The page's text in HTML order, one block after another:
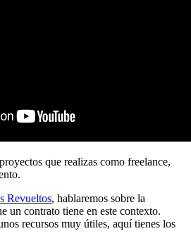
que realizas como freelance,
Revueltos, hablaremos sobre la
un contrato tiene en este contexto.
recursos muy útiles, aquí tienes los